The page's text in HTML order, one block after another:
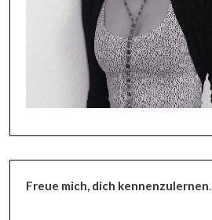
Freue mich, dich kennenzulernen.